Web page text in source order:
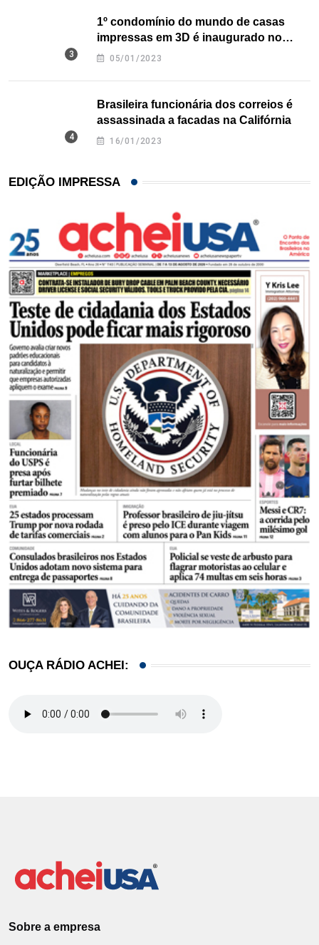
1º condomínio do mundo de casas
impressas em 3D é inaugurado no
Texas
05/01/2023
Brasileira funcionária dos correios é
assassinada a facadas na Califórnia
16/01/2023
EDIÇÃO IMPRESSA
OUÇA RÁDIO ACHEI:
Sobre a empresa